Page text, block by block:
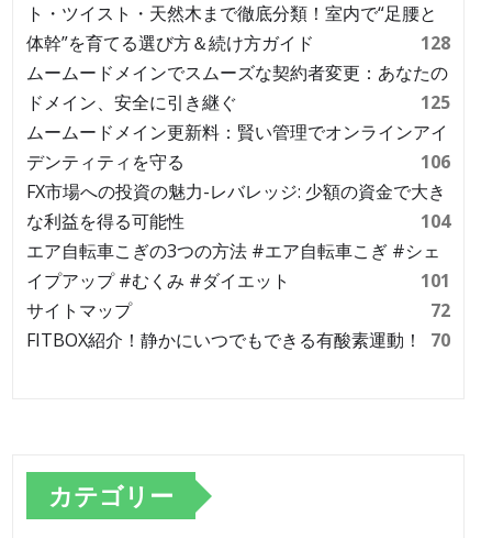
ト・ツイスト・天然木まで徹底分類！室内で“足腰と
体幹”を育てる選び方＆続け方ガイド
128
ムームードメインでスムーズな契約者変更：あなたの
ドメイン、安全に引き継ぐ
125
ムームードメイン更新料：賢い管理でオンラインアイ
デンティティを守る
106
FX市場への投資の魅力-レバレッジ: 少額の資金で大き
な利益を得る可能性
104
エア自転車こぎの3つの方法 #エア自転車こぎ #シェ
イプアップ #むくみ #ダイエット
101
サイトマップ
72
FITBOX紹介！静かにいつでもできる有酸素運動！
70
カテゴリー